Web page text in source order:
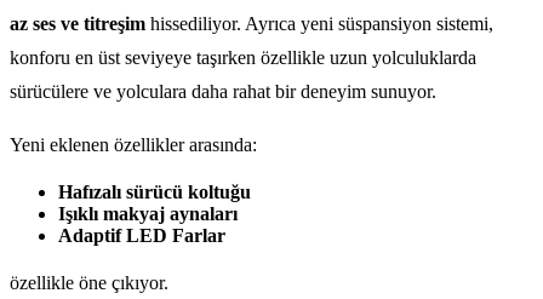
az ses ve titreşim hissediliyor. Ayrıca yeni süspansiyon sistemi,
konforu en üst seviyeye taşırken özellikle uzun yolculuklarda
sürücülere ve yolculara daha rahat bir deneyim sunuyor.
Yeni eklenen özellikler arasında:
Hafızalı sürücü koltuğu
Işıklı makyaj aynaları
Adaptif LED Farlar
özellikle öne çıkıyor.